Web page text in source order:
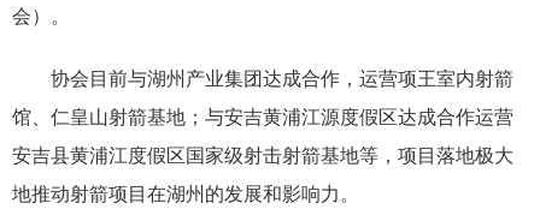
会）。
协会目前与湖州产业集团达成合作，运营项王室内射箭
馆、仁皇山射箭基地；与安吉黄浦江源度假区达成合作运营
安吉县黄浦江度假区国家级射击射箭基地等，项目落地极大
地推动射箭项目在湖州的发展和影响力。